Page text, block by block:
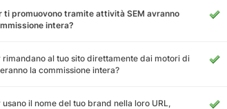
ti promuovono tramite attività SEM avranno
intera?
rimandano al tuo sito direttamente dai motori di
la commissione intera?
usano il nome del tuo brand nella loro URL,